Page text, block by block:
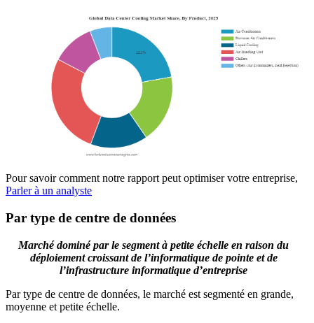
Pour savoir comment notre rapport peut optimiser votre entreprise,
Parler à un analyste
Par type de centre de données
Marché dominé par le segment à petite échelle en raison du
déploiement croissant de l’informatique de pointe et de
l’infrastructure informatique d’entreprise
Par type de centre de données, le marché est segmenté en grande,
moyenne et petite échelle.